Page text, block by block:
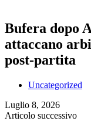
Bufera dopo
attaccano
post-partita
Uncategorized
Luglio 8, 2026
Articolo successivo